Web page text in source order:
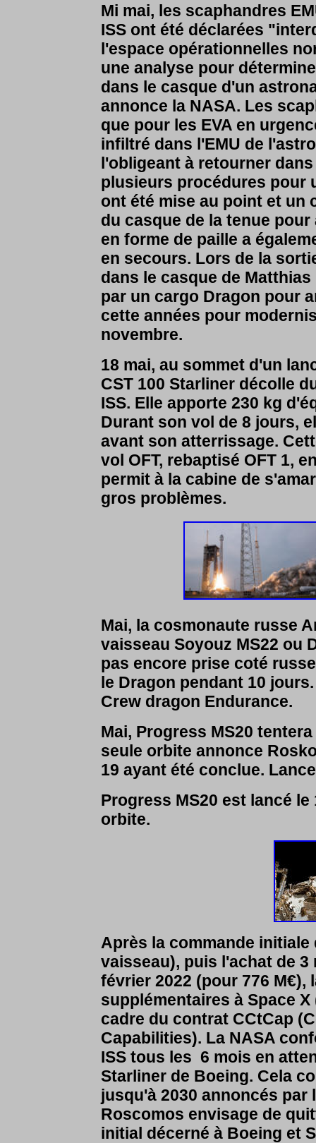
Mi mai, les scaphandres
ISS ont été déclarées
l'espace opérationnelles
une analyse pour
dans le casque d'un
annonce la NASA. Les
que pour les EVA en
infiltré dans l'EMU de
l'obligeant à retourner
plusieurs procédures pour
ont été mise au point et un
du casque de la tenue
en forme de paille a
en secours. Lors de la
dans le casque de Matthias
par un cargo Dragon pour
cette années pour
novembre.
18 mai, au sommet d'un
CST 100 Starliner décolle
ISS. Elle apporte 230 kg
Durant son vol de 8 jours,
avant son atterrissage.
vol OFT, rebaptisé OFT 1,
permit à la cabine de
gros problèmes.
Mai, la cosmonaute russe
vaisseau Soyouz MS22 ou
pas encore prise coté
le Dragon pendant 10
Crew dragon Endurance.
Mai, Progress MS20
seule orbite annonce
19 ayant été conclue.
Progress MS20 est lancé
orbite.
Après la commande
vaisseau), puis l'achat de
février 2022 (pour 776 M€),
supplémentaires à Space
cadre du contrat CCtCap (
Capabilities). La NASA
ISS tous les 6 mois en
Starliner de Boeing. Cela
jusqu'à 2030 annoncés par
Roscomos envisage de
initial décerné à Boeing et